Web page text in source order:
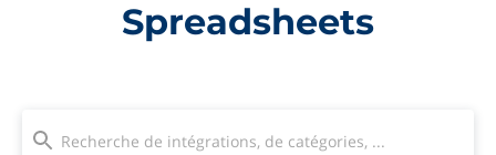
Spreadsheets